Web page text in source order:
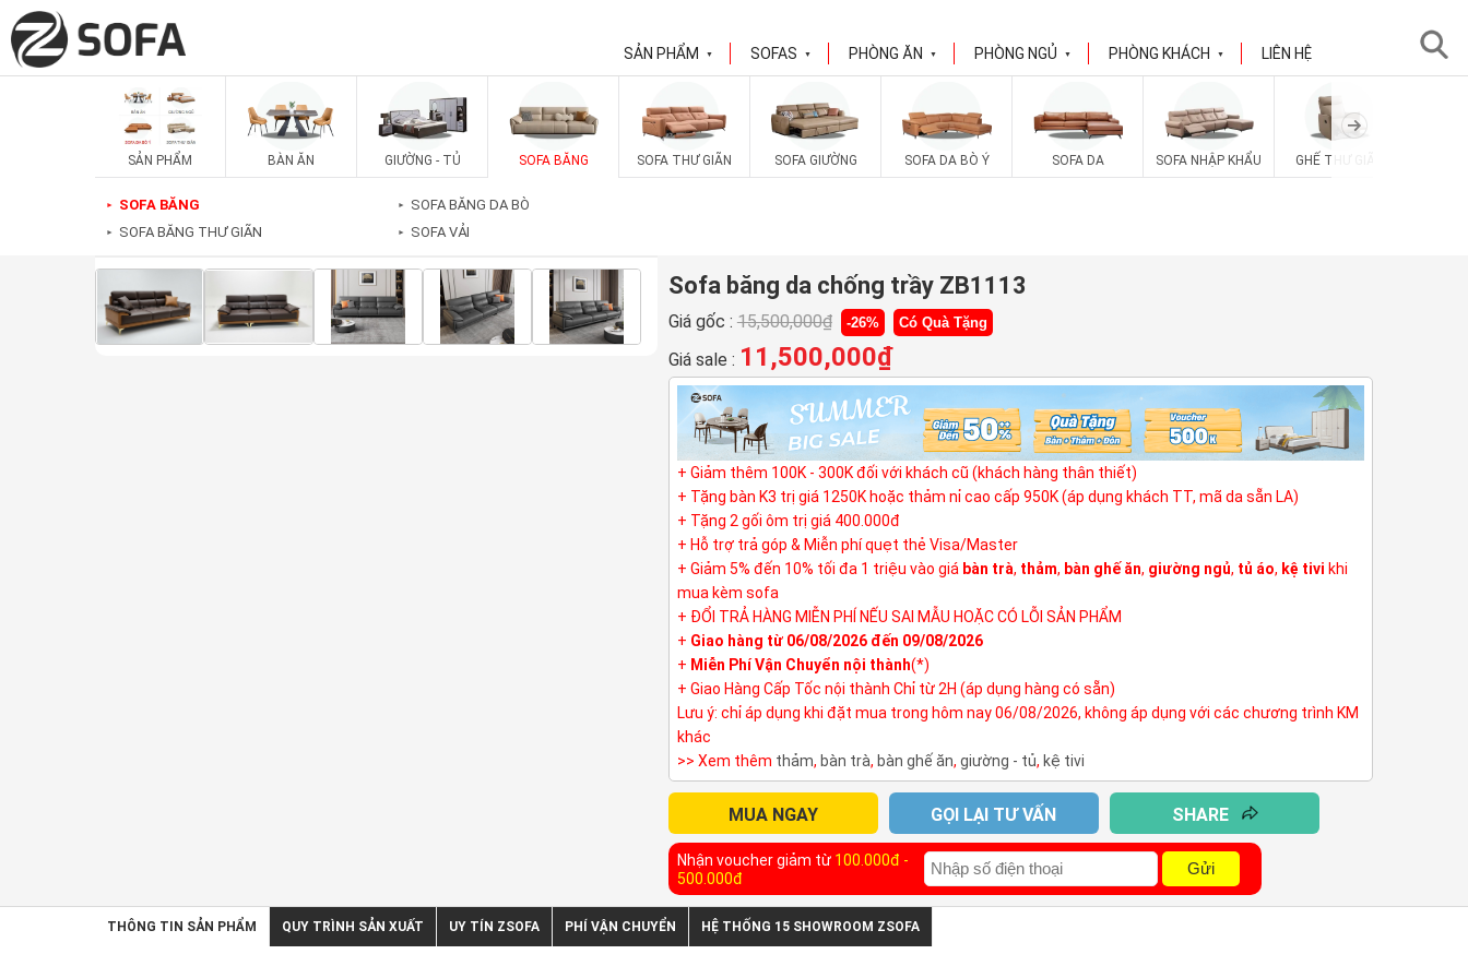
SẢN PHẨM ▼ SOFAS ▼ PHÒNG ĂN ▼ PHÒNG NGỦ ▼ PHÒNG KHÁCH ▼ LIÊN HỆ
SẢN PHẨM BÀN ĂN GIƯỜNG - TỦ SOFA BĂNG SOFA THƯ GIÃN SOFA GIƯỜNG SOFA DA BÒ Ý SOFA DA SOFA NHẬP KHẨU GHẾ THƯ GIÃN
► SOFA BĂNG
► SOFA BĂNG THƯ GIÃN
► SOFA BĂNG DA BÒ
► SOFA VẢI
Sofa băng da chống trầy ZB1113
Giá gốc : 15,500,000₫ -26% Có Quà Tặng
Giá sale : 11,500,000₫
+ Giảm thêm 100K - 300K đối với khách cũ (khách hàng thân thiết)
+ Tặng bàn K3 trị giá 1250K hoặc thảm nỉ cao cấp 950K (áp dụng khách TT, mã da sẵn LA)
+ Tặng 2 gối ôm trị giá 400.000đ
+ Hỗ trợ trả góp & Miễn phí quẹt thẻ Visa/Master
+ Giảm 5% đến 10% tối đa 1 triệu vào giá bàn trà, thảm, bàn ghế ăn, giường ngủ, tủ áo, kệ tivi khi
mua kèm sofa
+ ĐỔI TRẢ HÀNG MIỄN PHÍ NẾU SAI MẪU HOẶC CÓ LỖI SẢN PHẨM
+ Giao hàng từ 06/08/2026 đến 09/08/2026
+ Miễn Phí Vận Chuyển nội thành(*)
+ Giao Hàng Cấp Tốc nội thành Chỉ từ 2H (áp dụng hàng có sẵn)
Lưu ý: chỉ áp dụng khi đặt mua trong hôm nay 06/08/2026, không áp dụng với các chương trình KM
khác
>> Xem thêm thảm, bàn trà, bàn ghế ăn, giường - tủ, kệ tivi
MUA NGAY GỌI LẠI TƯ VẤN SHARE
Nhận voucher giảm từ 100.000đ -
500.000đ
Gửi
THÔNG TIN SẢN PHẨM QUY TRÌNH SẢN XUẤT UY TÍN ZSOFA PHÍ VẬN CHUYỂN HỆ THỐNG 15 SHOWROOM ZSOFA